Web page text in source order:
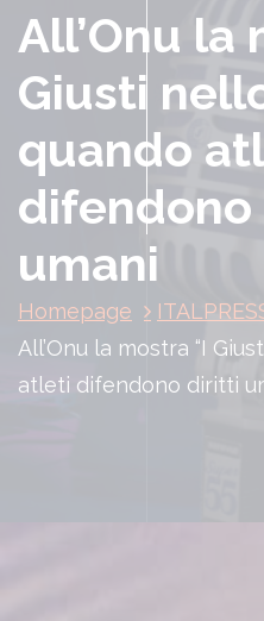
All’Onu la
Giusti
quando
umani
Homepage
All’Onu la mostra “I
atleti difendono diritti